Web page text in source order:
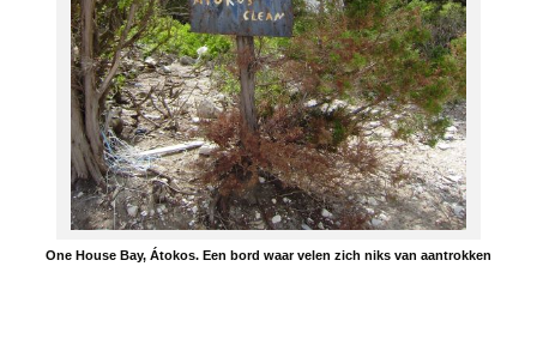
One House Bay, Átokos. Een bord waar velen zich niks van aantrokken